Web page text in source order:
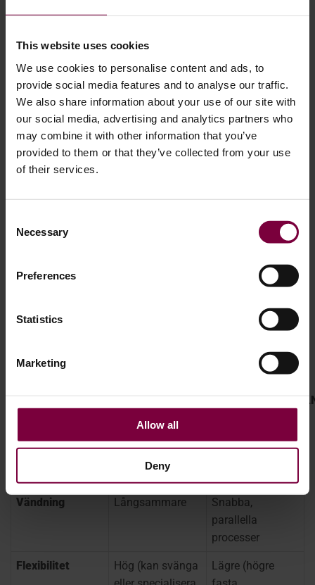
This website uses cookies
We use cookies to personalise content and ads, to
provide social media features and to analyse our traffic.
We also share information about your use of our site with
our social media, advertising and analytics partners who
may combine it with other information that you’ve
provided to them or that they’ve collected from your use
of their services.
Selection
Necessary
Preferences
Statistics
Marketing
Allow all
Deny
parallellbearbetning ökar produktionen dramatiskt utan att
3. Förutsägbara leveranstider:
Återförsäljare, åkerier och
försäkringspartner bryr sig om snabbhet och konsekvens.
Med ett sömlöst arbetsflöde kan du lova leverans samma
dag eller nästa dag, även vid högre volymer. Denna
tillförlitlighet skapar förtroende och långsiktiga avtal.
din verkstad att bete sig som en liten reparationsverkstad
Inte bara “fler maskiner”, utan kontinuerlig rörelse,
Jämförelse: Enskild maskin jämfört med
Vändning Långsammare
Snabba,
parallella
processer
Flexibilitet
Hög (kan svänga
Lägre (högre